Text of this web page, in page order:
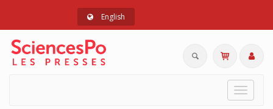
English
Toggle